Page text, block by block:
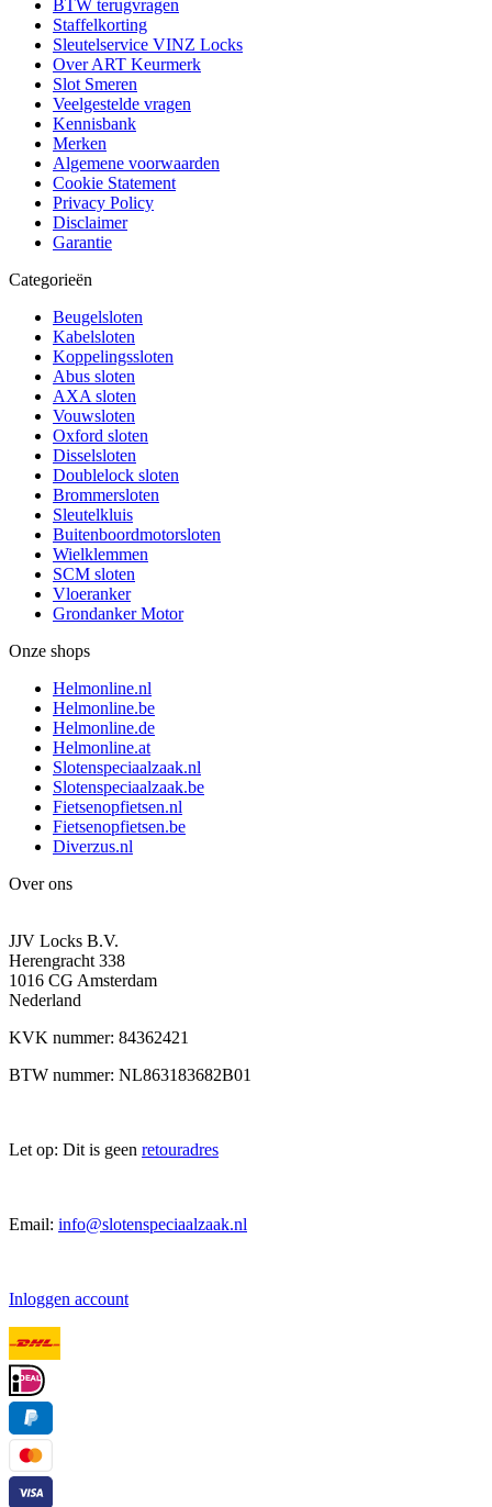
BTW terugvragen
Staffelkorting
Sleutelservice VINZ Locks
Over ART Keurmerk
Slot Smeren
Veelgestelde vragen
Kennisbank
Merken
Algemene voorwaarden
Cookie Statement
Privacy Policy
Disclaimer
Garantie
Categorieën
Beugelsloten
Kabelsloten
Koppelingssloten
Abus sloten
AXA sloten
Vouwsloten
Oxford sloten
Disselsloten
Doublelock sloten
Brommersloten
Sleutelkluis
Buitenboordmotorsloten
Wielklemmen
SCM sloten
Vloeranker
Grondanker Motor
Onze shops
Helmonline.nl
Helmonline.be
Helmonline.de
Helmonline.at
Slotenspeciaalzaak.nl
Slotenspeciaalzaak.be
Fietsenopfietsen.nl
Fietsenopfietsen.be
Diverzus.nl
Over ons
JJV Locks B.V.
Herengracht 338
1016 CG Amsterdam
Nederland
KVK nummer: 84362421
BTW nummer: NL863183682B01
Let op: Dit is geen retouradres
Email: info@slotenspeciaalzaak.nl
Inloggen account